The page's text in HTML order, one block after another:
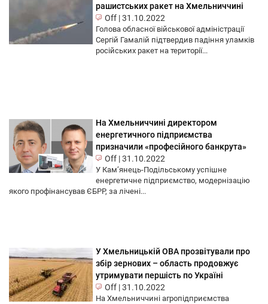
рашистських ракет на Хмельниччині
Off |31.10.2022
Голова обласної військової адміністрації
Сергій Гамалій підтвердив падіння уламків
російських ракет на території...
На Хмельниччині директором
енергетичного підприємства
призначили «професійного банкрута»
Off |31.10.2022
У Кам’янець-Подільському успішне
енергетичне підприємство, модернізацію
якого профінансував ЄБРР, за лічені...
У Хмельницькій ОВА прозвітували про
збір зернових – область продовжує
утримувати першість по Україні
Off |31.10.2022
На Хмельниччині агропідприємства